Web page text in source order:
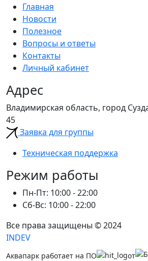
Главная
Новости
Полезное
Вопросы и ответы
Контакты
Личный кабинет
Адрес
Владимирская область, город
45
Заявка для группы
Техническая поддержка
Режим работы
Пн-Пт: 10:00 - 22:00
Сб-Вс: 10:00 - 22:00
Все права защищены © 2024
INDEV
Аквапарк работает на ПО от